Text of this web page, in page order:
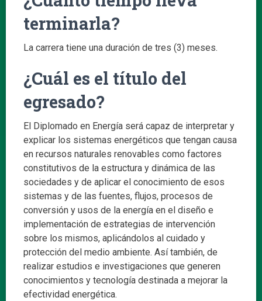
terminarla?
La carrera tiene una duración de tres (3) meses.
¿Cuál es el título del
egresado?
El Diplomado en Energía será capaz de interpretar y
explicar los sistemas energéticos que tengan causa
en recursos naturales renovables como factores
constitutivos de la estructura y dinámica de las
sociedades y de aplicar el conocimiento de esos
sistemas y de las fuentes, flujos, procesos de
conversión y usos de la energía en el diseño e
implementación de estrategias de intervención
sobre los mismos, aplicándolos al cuidado y
protección del medio ambiente. Así también, de
realizar estudios e investigaciones que generen
conocimientos y tecnología destinada a mejorar la
efectividad energética.